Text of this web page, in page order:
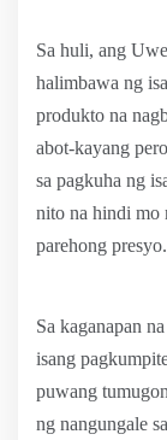
Sa huli, ang
halimbawa ng
produkto na
abot-kayang
sa pagkuha ng
nito na hindi mo
parehong presyo.
Sa kaganapan
isang
puwang
ng nangungale